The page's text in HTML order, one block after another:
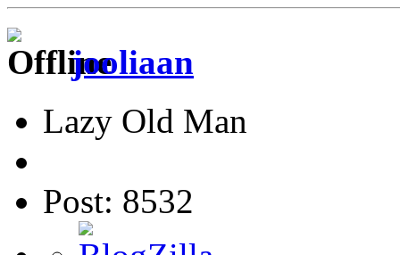
jooliaan
Lazy Old Man
Post: 8532